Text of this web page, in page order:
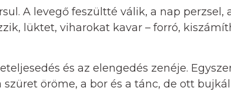
A levegő feszültté válik, a nap perzsel,
lüktet, viharokat kavar – forró,
és az elengedés zenéje.
öröme, a bor és a tánc, de ott